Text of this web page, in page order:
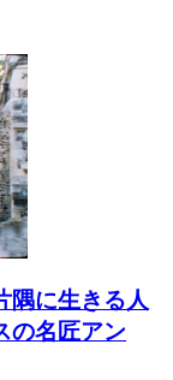
隅に生きる人
の名匠アン